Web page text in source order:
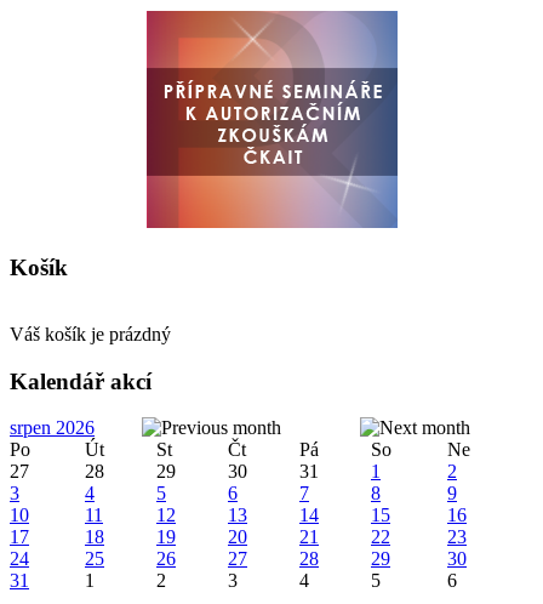
Košík
Váš košík je prázdný
Kalendář akcí
srpen 2026
Po
Út St Čt Pá So
Ne
27
28 29 30 31 1
2
3
4 5 6 7 8
9
10
11 12 13 14 15
16
17
18 19 20 21 22
23
24
25 26 27 28 29
30
31
1 2 3 4 5 6